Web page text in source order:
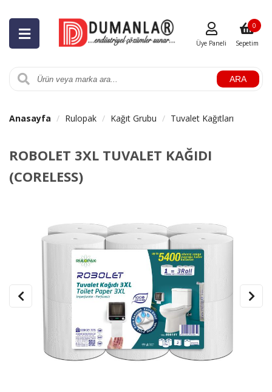
ARA
Üye Paneli Sepetim
0
Anasayfa Rulopak Kağıt Grubu Tuvalet Kağıtları
ROBOLET 3XL TUVALET KAĞIDI
(CORELESS)